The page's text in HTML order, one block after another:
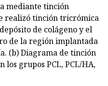
mediante tinción
realizó tinción tricrómica
de colágeno y el
de la región implantada
(b) Diagrama de tinción
los grupos PCL, PCL/HA,